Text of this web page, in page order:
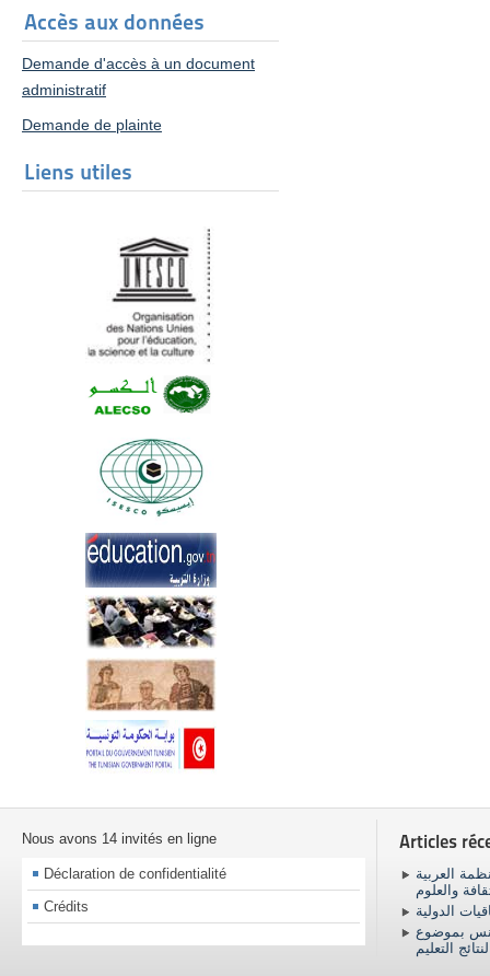
Accès aux données
Demande d'accès à un document
administratif
Demande de plainte
Liens utiles
Nous avons 14 invités en ligne
Déclaration de confidentialité
Crédits
Articles
العربية
والعلوم
الدولية
بموضوع
التعليم